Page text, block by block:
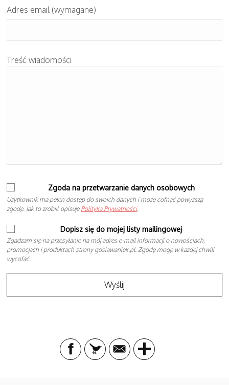
Adres email (wymagane)
Treść wiadomości
Zgoda na przetwarzanie danych osobowych
Użytkownik ma pełen dostęp do swoich danych i może cofnąć powyższą
zgodę. Jak to zrobić opisuje Polityka Prywatności.
Dopisz się do mojej listy mailingowej
Zgadzam się na przesyłanie na mój adres e-mail informacji o nowościach,
promocjach i produktach strony gosiawaniek.pl. Zgodę mogę w każdej chwili
wycofać.